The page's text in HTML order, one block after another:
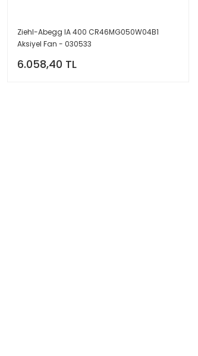
Ziehl-Abegg IA 400 CR46MG050W04B1
Aksiyel Fan - 030533
6.058,40 TL